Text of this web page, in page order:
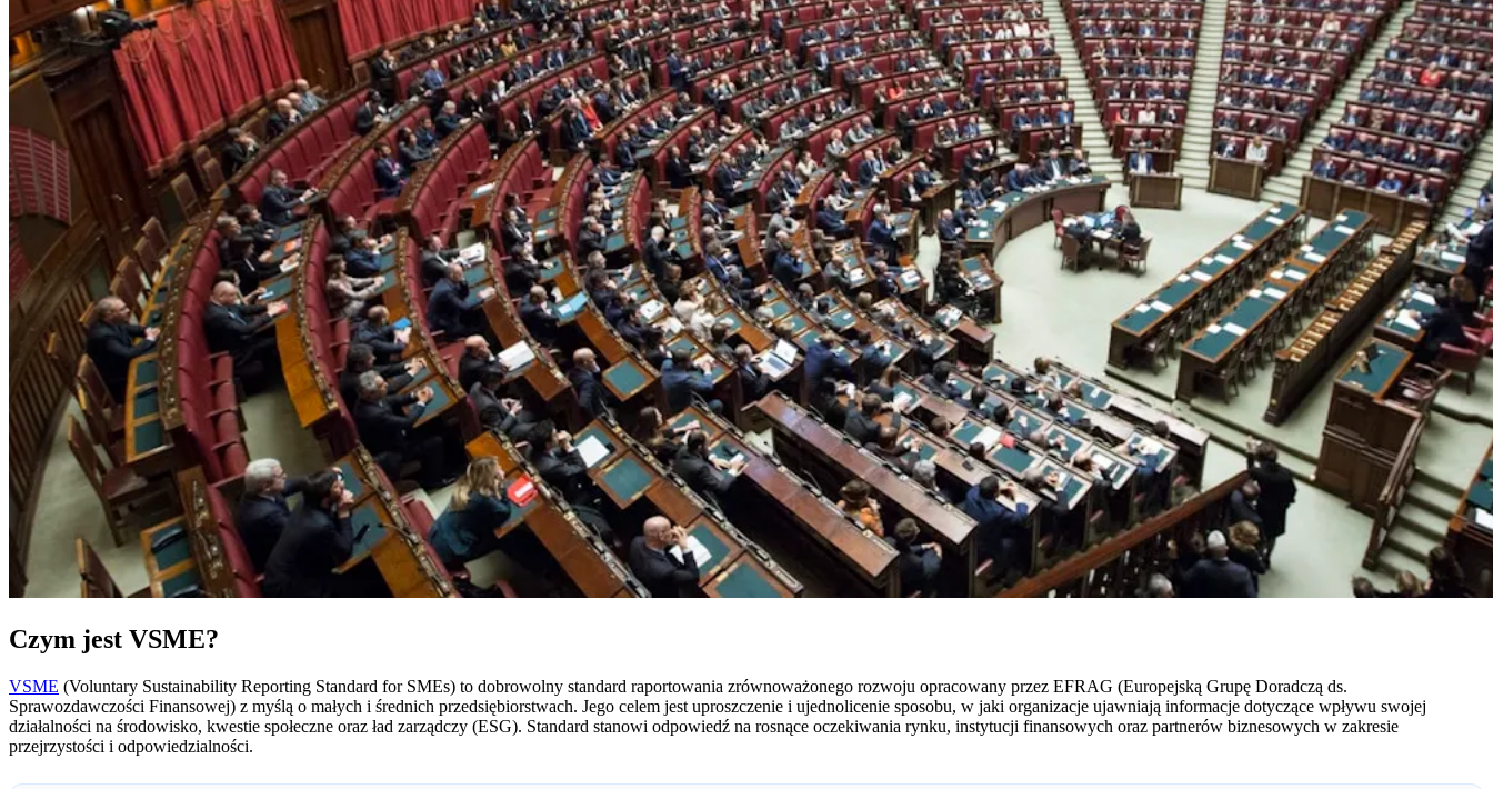
Czym jest VSME?
VSME (Voluntary Sustainability Reporting Standard for SMEs) to dobrowolny standard raportowania zrównoważonego rozwoju opracowany przez EFRAG (Europejską Grupę Doradczą ds.
Sprawozdawczości Finansowej) z myślą o małych i średnich przedsiębiorstwach. Jego celem jest uproszczenie i ujednolicenie sposobu, w jaki organizacje ujawniają informacje dotyczące wpływu swojej
działalności na środowisko, kwestie społeczne oraz ład zarządczy (ESG). Standard stanowi odpowiedź na rosnące oczekiwania rynku, instytucji finansowych oraz partnerów biznesowych w zakresie
przejrzystości i odpowiedzialności.